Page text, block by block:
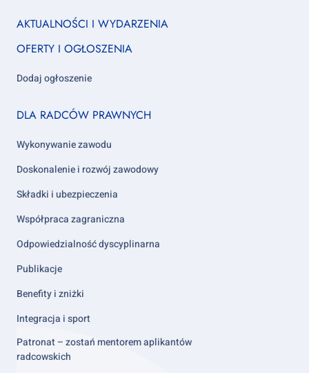
Footer
1
AKTUALNOŚCI I WYDARZENIA
OFERTY I OGŁOSZENIA
Dodaj ogłoszenie
Footer
2
DLA RADCÓW PRAWNYCH
Wykonywanie zawodu
Doskonalenie i rozwój zawodowy
Składki i ubezpieczenia
Współpraca zagraniczna
Odpowiedzialność dyscyplinarna
Publikacje
Benefity i zniżki
Integracja i sport
Patronat – zostań mentorem aplikantów
radcowskich